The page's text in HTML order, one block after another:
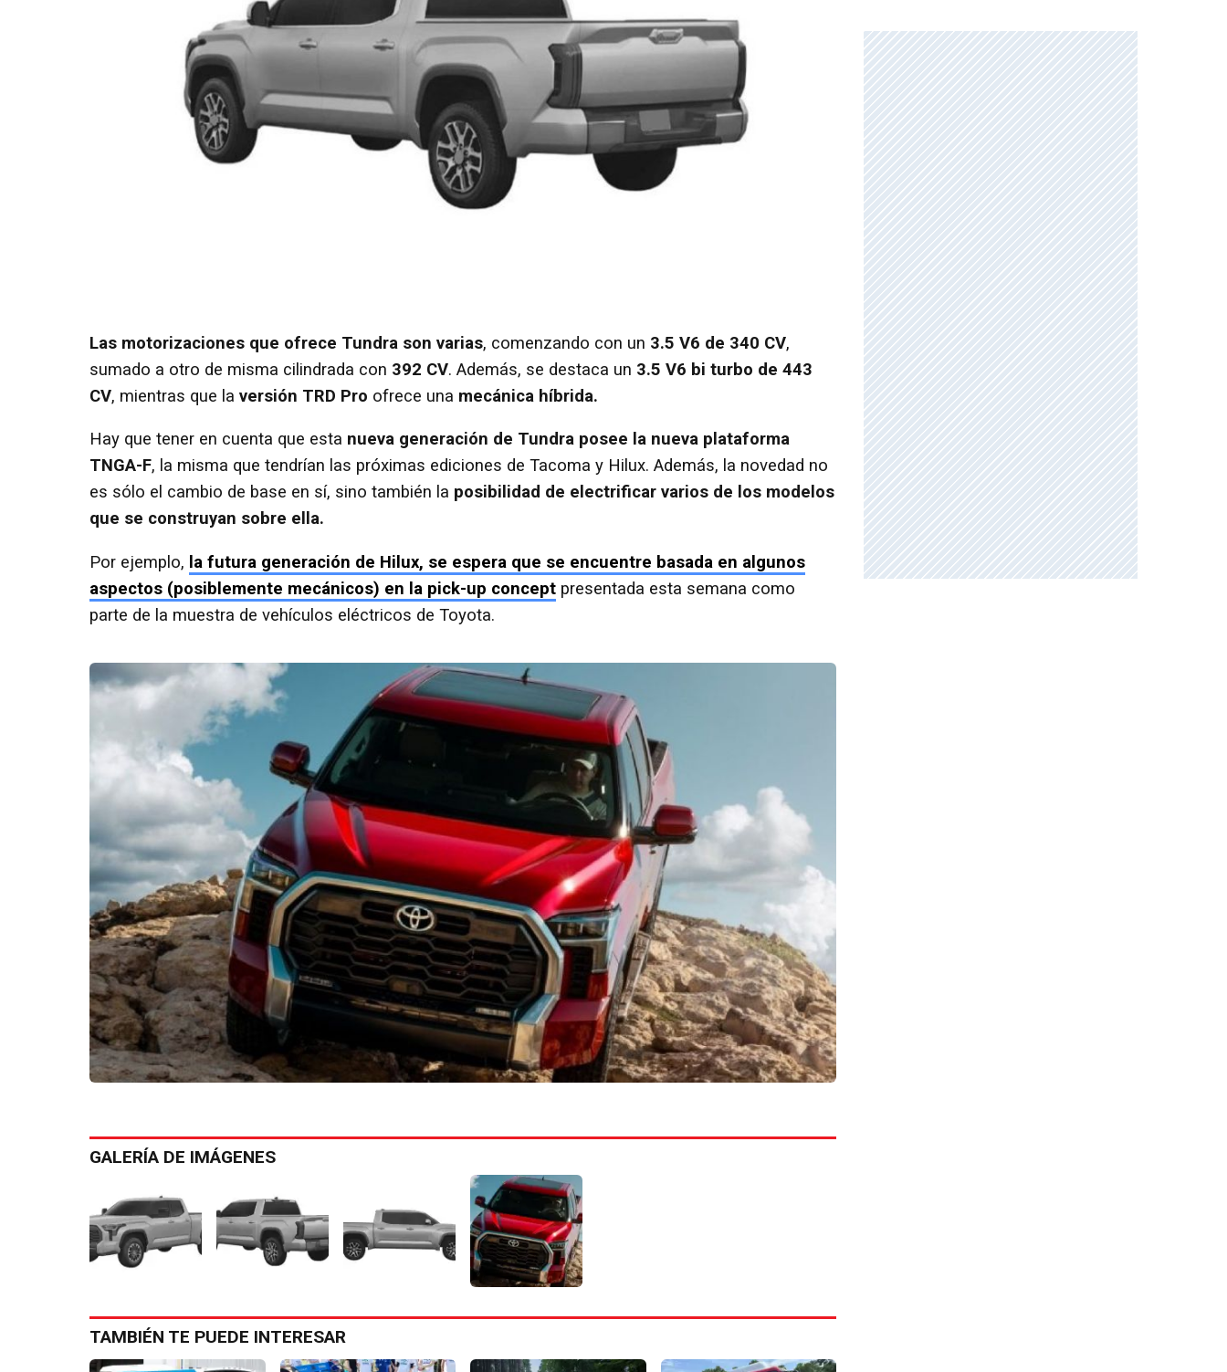
Las motorizaciones que ofrece Tundra son varias, comenzando con un 3.5 V6 de 340 CV,
sumado a otro de misma cilindrada con 392 CV. Además, se destaca un 3.5 V6 bi turbo de 443
CV, mientras que la versión TRD Pro ofrece una mecánica híbrida.
Hay que tener en cuenta que esta nueva generación de Tundra posee la nueva plataforma
TNGA-F, la misma que tendrían las próximas ediciones de Tacoma y Hilux. Además, la novedad no
es sólo el cambio de base en sí, sino también la posibilidad de electrificar varios de los modelos
que se construyan sobre ella.
Por ejemplo, la futura generación de Hilux, se espera que se encuentre basada en algunos
aspectos (posiblemente mecánicos) en la pick-up concept presentada esta semana como
parte de la muestra de vehículos eléctricos de Toyota.
GALERÍA DE IMÁGENES
TAMBIÉN TE PUEDE INTERESAR